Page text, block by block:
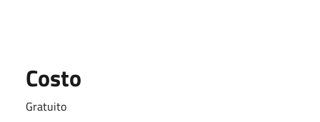
Costo
Gratuito